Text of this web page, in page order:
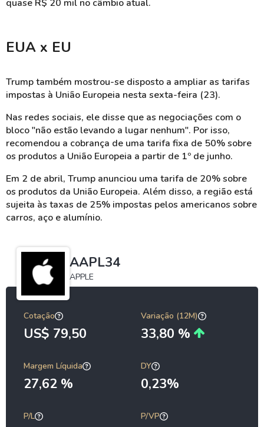
quase R$ 20 mil no câmbio atual.
EUA x EU
Trump também mostrou-se disposto a ampliar as tarifas
impostas à União Europeia nesta sexta-feira (23).
Nas redes sociais, ele disse que as negociações com o
bloco "não estão levando a lugar nenhum". Por isso,
recomendou a cobrança de uma tarifa fixa de 50% sobre
os produtos a União Europeia a partir de 1º de junho.
Em 2 de abril, Trump anunciou uma tarifa de 20% sobre
os produtos da União Europeia. Além disso, a região está
sujeita às taxas de 25% impostas pelos americanos sobre
carros, aço e alumínio.
AAPL34
APPLE
Cotação
US$ 79,50
Variação (12M)
33,80 %
Margem Líquida
27,62 %
DY
0,23%
P/L P/VP